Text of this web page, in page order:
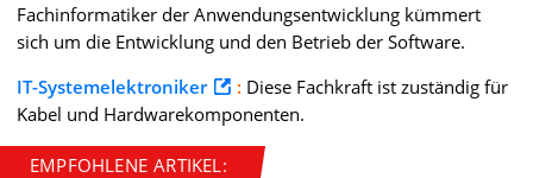
Fachinformatiker der Anwendungsentwicklung kümmert
sich um die Entwicklung und den Betrieb der Software.
IT-Systemelektroniker
: Diese Fachkraft ist zuständig für
Kabel und Hardwarekomponenten.
EMPFOHLENE ARTIKEL: